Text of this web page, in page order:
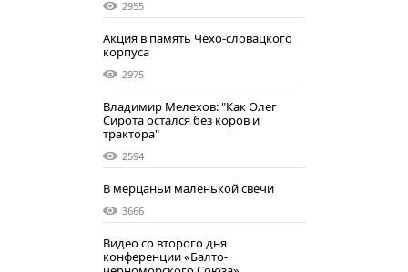
2955
Акция в память Чехо-словацкого
корпуса
2975
Владимир Мелехов: "Как Олег
Сирота остался без коров и
трактора"
2594
В мерцаньи маленькой свечи
3666
Видео со второго дня
конференции «Балто-